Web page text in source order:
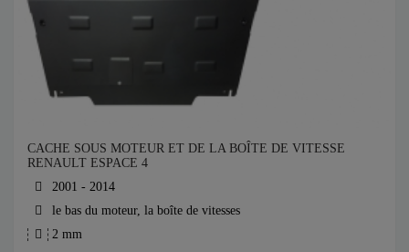
CACHE SOUS MOTEUR ET DE LA BOÎTE DE VITESSE
RENAULT ESPACE 4
2001 - 2014
le bas du moteur, la boîte de vitesses
2 mm